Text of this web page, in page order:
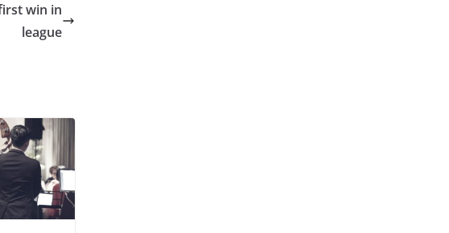
win in
league